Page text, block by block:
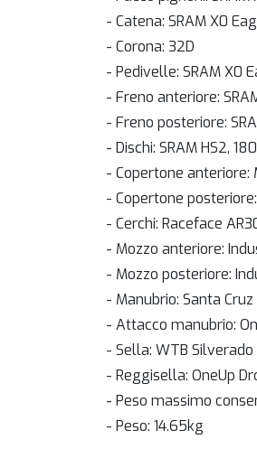
- Catena: SRAM X0
- Corona: 32D
- Pedivelle: SRAM X0
- Freno anteriore:
- Freno posteriore:
- Dischi: SRAM HS2,
- Copertone anteriore:
- Copertone posteriore:
- Cerchi: Raceface
- Mozzo anteriore:
- Mozzo posteriore:
- Manubrio: Santa
- Attacco manubrio:
- Sella: WTB Silverado
- Reggisella: OneUp
- Peso massimo
- Peso: 14.65kg